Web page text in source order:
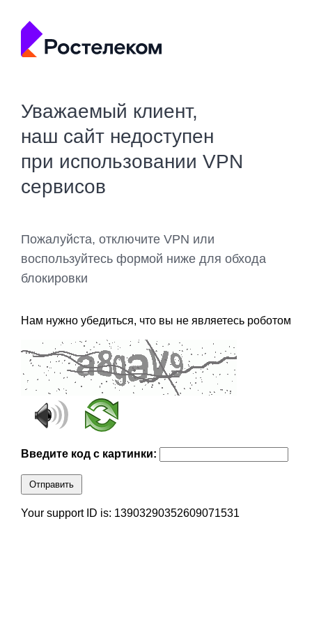
Уважаемый клиент,
наш сайт недоступен
при использовании VPN
сервисов
Пожалуйста, отключите VPN или
воспользуйтесь формой ниже для обхода
блокировки
Нам нужно убедиться, что вы не являетесь роботом
Введите код с картинки:
Отправить
Your support ID is: 13903290352609071531